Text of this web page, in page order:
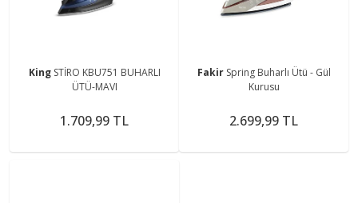
King STİRO KBU751 BUHARLI
ÜTÜ-MAVI
1.709,99 TL
Fakir Spring Buharlı Ütü - Gül
Kurusu
2.699,99 TL